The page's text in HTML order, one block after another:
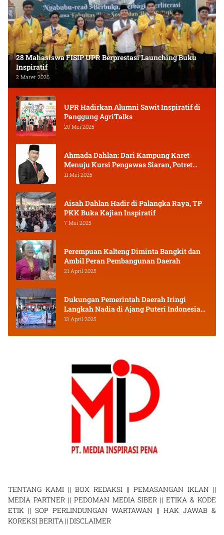
28 Mahasiswa FISIP UPR Berprestasi Launching Buku
Inspiratif
2 Maret 2026
UPR Hadirkan Alumni Sawit Inspiratif di
Panggung AgriTalks
20 Mei 2025
Ahmada Dahlan: Dari Kampung Karet
Menuju Kursi Pengawas Siaran, Potret
Pejuang Muda Kalimantan Tengah
11 Mei 2025
Aisah Dahlan Hadir di Palangka Raya, TP
PKK Buka Kajian Inspiratif
7 Mei 2025
Perempuan Kalteng Diminta Bangkit dan
Ambil Peran Pembangunan Daerah
21 April 2025
Dukungan Pemerintah Daerah Iringi
Langkah Nadia di Ajang Puteri Indonesia
2025
13 April 2025
TENTANG KAMI || BOX REDAKSI || PEMASANGAN IKLAN ||
MEDIA PARTNER|| PEDOMAN MEDIA SIBER ||ETIKA & KODE
ETIK || SOP PERLINDUNGAN WARTAWAN || HAK JAWAB &
KOREKSI BERITA || DISCLAIMER